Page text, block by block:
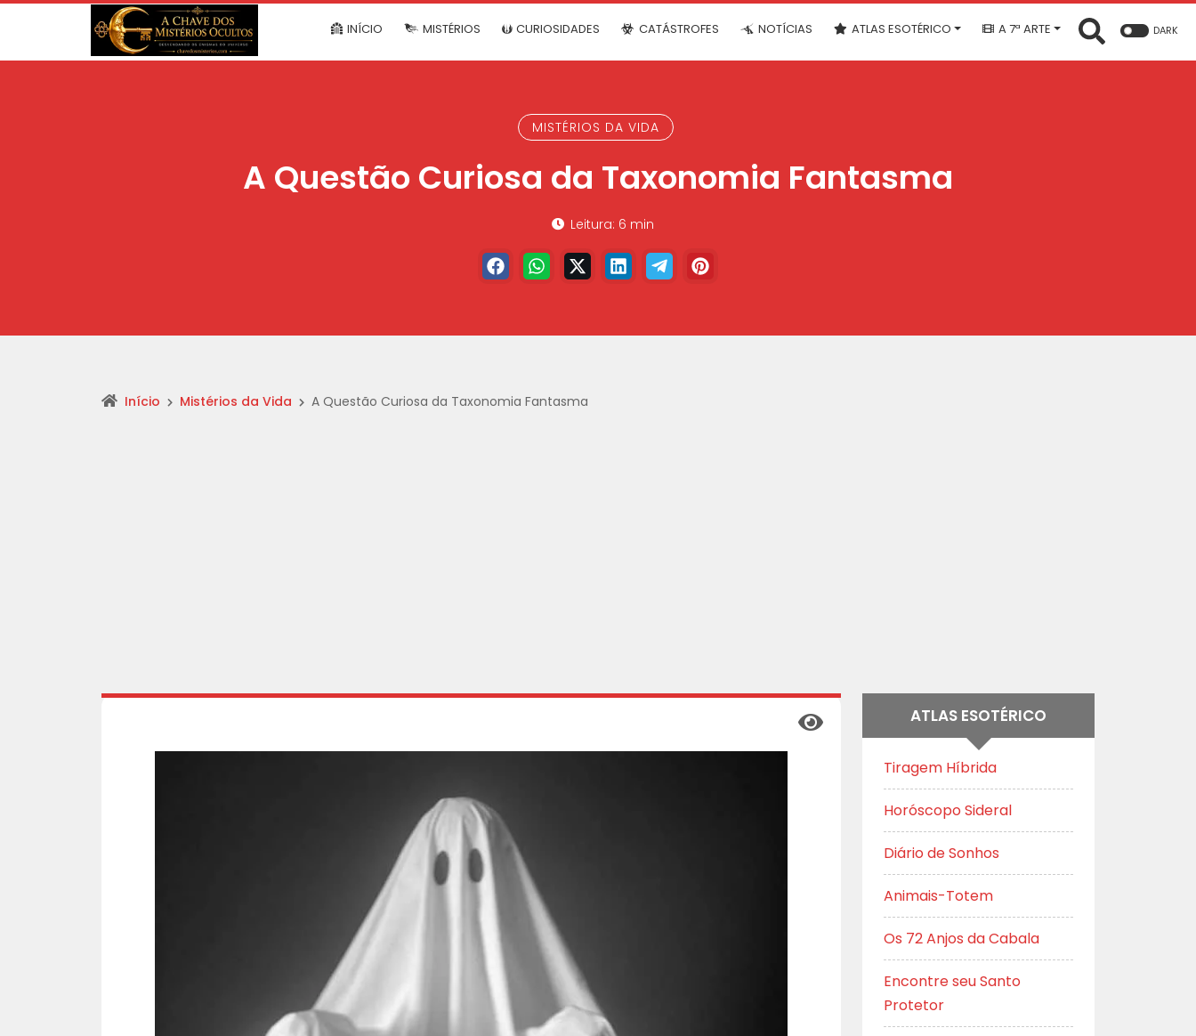
INÍCIO MISTÉRIOS CURIOSIDADES CATÁSTROFES NOTÍCIAS ATLAS ESOTÉRICO A 7ª ARTE DARK
MISTÉRIOS DA VIDA
A Questão Curiosa da Taxonomia Fantasma
Leitura: 6 min
Início Mistérios da Vida A Questão Curiosa da Taxonomia Fantasma
ATLAS ESOTÉRICO
Tiragem Híbrida
Horóscopo Sideral
Diário de Sonhos
Animais-Totem
Os 72 Anjos da Cabala
Encontre seu Santo
Protetor